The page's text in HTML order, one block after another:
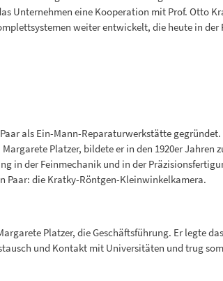
Unternehmen eine Kooperation mit Prof.
weiter entwickelt, die heute in der
als Ein-Mann-Reparaturwerkstätte
Platzer, bildete er in den 1920er
in der Feinmechanik und in der
Paar: die Kratky-Röntgen-Kleinwinkelkamera.
Platzer, die Geschäftsführung. Er legte
und Kontakt mit Universitäten und trug